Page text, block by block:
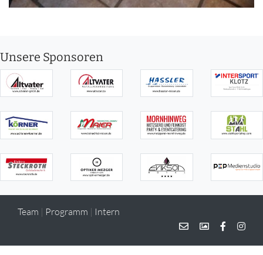
Unsere Sponsoren
Team | Programm | Intern